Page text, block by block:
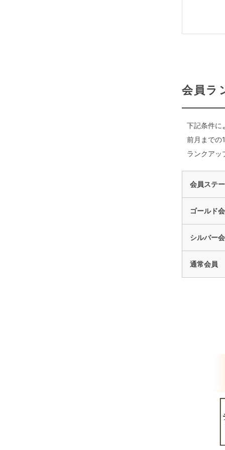
会員ラ
下記条件に
前月までの
ランクアッ
会員ステ
ゴールド
シルバー
通常会員